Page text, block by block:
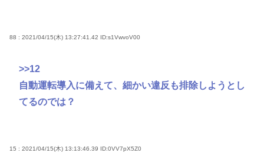
88 : 2021/04/15(木) 13:27:41.42 ID:s1VwvoV00
>>12
自動運転導入に備えて、細かい違反も排除しようとし
てるのでは？
15 : 2021/04/15(木) 13:13:46.39 ID:0VV7pX5Z0